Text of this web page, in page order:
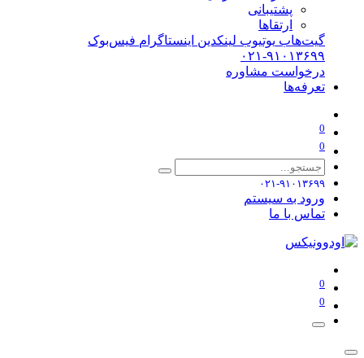
پشتیبانی
ارتقاها
گیت‌هاب یوتیوب لینکدین اینستاگرام فیس‌بوک
۰۲۱-۹۱۰۱۳۶۹۹
درخواست مشاوره
تعرفه‌ها
0
0
۰۲۱-۹۱۰۱۳۶۹۹
ورود به سیستم
تماس با ما
0
0